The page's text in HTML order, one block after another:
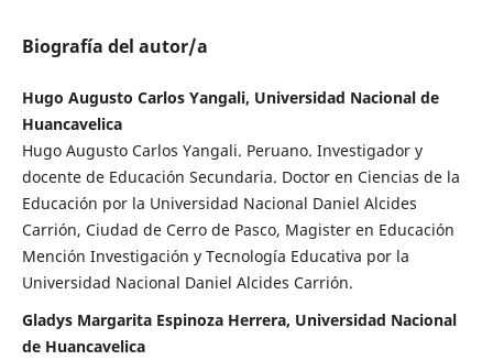
Biografía del autor/a
Hugo Augusto Carlos Yangali, Universidad Nacional de
Huancavelica
Hugo Augusto Carlos Yangali. Peruano. Investigador y
docente de Educación Secundaria. Doctor en Ciencias de la
Educación por la Universidad Nacional Daniel Alcides
Carrión, Ciudad de Cerro de Pasco, Magister en Educación
Mención Investigación y Tecnología Educativa por la
Universidad Nacional Daniel Alcides Carrión.
Gladys Margarita Espinoza Herrera, Universidad Nacional
de Huancavelica